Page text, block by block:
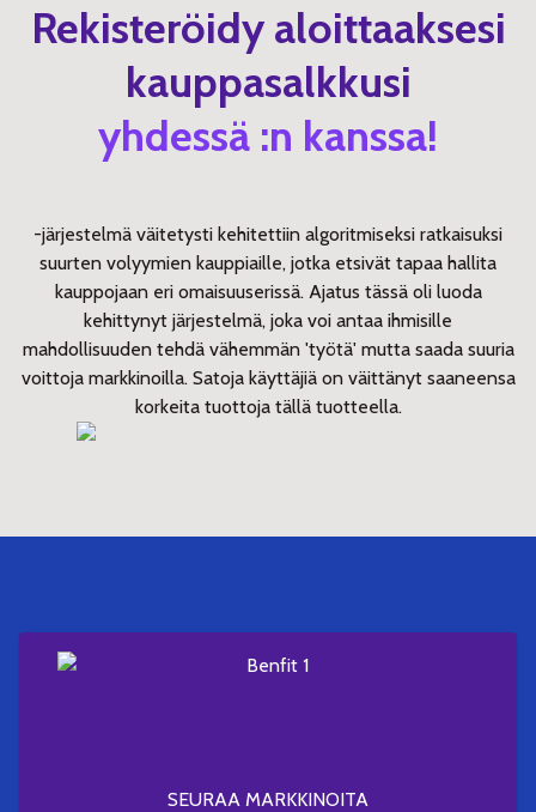
Rekisteröidy aloittaaksesi
kauppasalkkusi
yhdessä :n kanssa!
-järjestelmä väitetysti kehitettiin algoritmiseksi ratkaisuksi
suurten volyymien kauppiaille, jotka etsivät tapaa hallita
kauppojaan eri omaisuuserissä. Ajatus tässä oli luoda
kehittynyt järjestelmä, joka voi antaa ihmisille
mahdollisuuden tehdä vähemmän 'työtä' mutta saada suuria
voittoja markkinoilla. Satoja käyttäjiä on väittänyt saaneensa
korkeita tuottoja tällä tuotteella.
SEURAA MARKKINOITA